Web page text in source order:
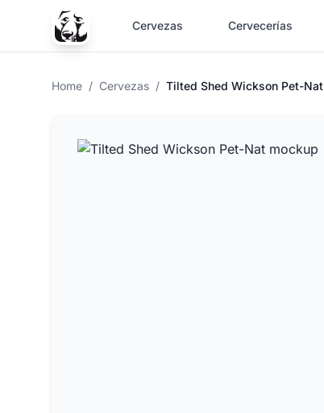
Cervezas Cervecerías
Home / Cervezas / Tilted Shed Wickson Pet-Nat